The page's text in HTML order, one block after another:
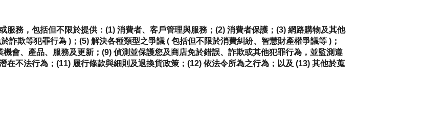
服務，包括但不限於提供：(1) 消費者、客戶管理與服務；(2) 消費者保護；(3) 網路購物及其他
詐欺等犯罪行為 )；(5) 解決各種類型之爭議 ( 包括但不限於消費糾紛、智慧財產權爭議等 )；
會、產品、服務及更新；(9) 偵測並保護您及商店免於錯誤、詐欺或其他犯罪行為，並監測遵
在不法行為；(11) 履行條款與細則及退換貨政策；(12) 依法令所為之行為；以及 (13) 其他於蒐